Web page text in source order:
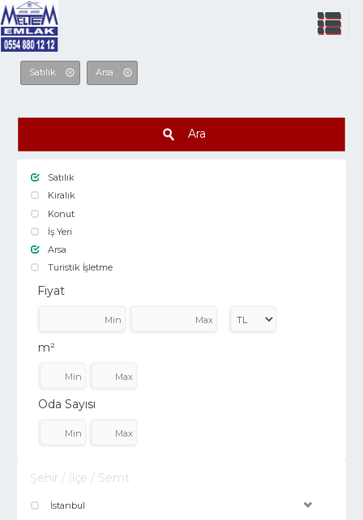
Satılık Arsa
Ara
Satılık
Kiralık
Konut
İş Yeri
Arsa
Turistik İşletme
Fiyat
m²
Oda Sayısı
Şehir / İlçe / Semt
İstanbul